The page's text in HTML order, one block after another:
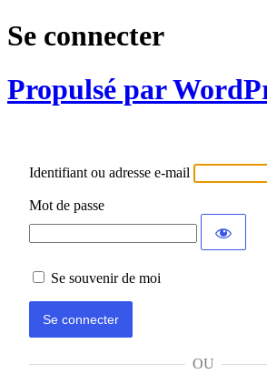
Se connecter
Propulsé par
Identifiant ou adresse e-mail
Mot de passe
Se souvenir de moi
OU